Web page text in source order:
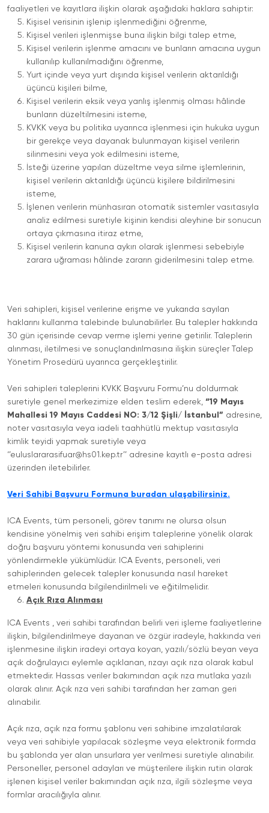
faaliyetleri ve kayıtlara ilişkin olarak aşağıdaki haklara sahiptir:
Kişisel verisinin işlenip işlenmediğini öğrenme,
Kişisel verileri işlenmişse buna ilişkin bilgi talep etme,
Kişisel verilerin işlenme amacını ve bunların amacına uygun
kullanılıp kullanılmadığını öğrenme,
Yurt içinde veya yurt dışında kişisel verilerin aktarıldığı
üçüncü kişileri bilme,
Kişisel verilerin eksik veya yanlış işlenmiş olması hâlinde
bunların düzeltilmesini isteme,
KVKK veya bu politika uyarınca işlenmesi için hukuka uygun
bir gerekçe veya dayanak bulunmayan kişisel verilerin
silinmesini veya yok edilmesini isteme,
İsteği üzerine yapılan düzeltme veya silme işlemlerinin,
kişisel verilerin aktarıldığı üçüncü kişilere bildirilmesini
isteme,
İşlenen verilerin münhasıran otomatik sistemler vasıtasıyla
analiz edilmesi suretiyle kişinin kendisi aleyhine bir sonucun
ortaya çıkmasına itiraz etme,
Kişisel verilerin kanuna aykırı olarak işlenmesi sebebiyle
zarara uğraması hâlinde zararın giderilmesini talep etme.
Veri sahipleri, kişisel verilerine erişme ve yukarıda sayılan
haklarını kullanma talebinde bulunabilirler. Bu talepler hakkında
30 gün içerisinde cevap verme işlemi yerine getirilir. Taleplerin
alınması, iletilmesi ve sonuçlandırılmasına ilişkin süreçler Talep
Yönetim Prosedürü uyarınca gerçekleştirilir.
Veri sahipleri taleplerini KVKK Başvuru Formu’nu doldurmak
suretiyle genel merkezimize elden teslim ederek, “19 Mayıs
Mahallesi 19 Mayıs Caddesi NO: 3/12 Şişli/ İstanbul” adresine,
noter vasıtasıyla veya iadeli taahhütlü mektup vasıtasıyla
kimlik teyidi yapmak suretiyle veya
‘’euluslararasifuar@hs01.kep.tr’’ adresine kayıtlı e-posta adresi
üzerinden iletebilirler.
Veri Sahibi Başvuru Formuna buradan ulaşabilirsiniz.
ICA Events, tüm personeli, görev tanımı ne olursa olsun
kendisine yönelmiş veri sahibi erişim taleplerine yönelik olarak
doğru başvuru yöntemi konusunda veri sahiplerini
yönlendirmekle yükümlüdür. ICA Events, personeli, veri
sahiplerinden gelecek talepler konusunda nasıl hareket
etmeleri konusunda bilgilendirilmeli ve eğitilmelidir.
Açık Rıza Alınması
ICA Events , veri sahibi tarafından belirli veri işleme faaliyetlerine
ilişkin, bilgilendirilmeye dayanan ve özgür iradeyle, hakkında veri
işlenmesine ilişkin iradeyi ortaya koyan, yazılı/sözlü beyan veya
açık doğrulayıcı eylemle açıklanan, rızayı açık rıza olarak kabul
etmektedir. Hassas veriler bakımından açık rıza mutlaka yazılı
olarak alınır. Açık rıza veri sahibi tarafından her zaman geri
alınabilir.
Açık rıza, açık rıza formu şablonu veri sahibine imzalatılarak
veya veri sahibiyle yapılacak sözleşme veya elektronik formda
bu şablonda yer alan unsurlara yer verilmesi suretiyle alınabilir.
Personeller, personel adayları ve müşterilere ilişkin rutin olarak
işlenen kişisel veriler bakımından açık rıza, ilgili sözleşme veya
formlar aracılığıyla alınır.